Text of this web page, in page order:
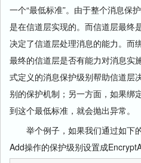
一个“最低标准”。由于整个消息保
是在信道层实现的。而信道层最终
决定了信道层处理消息的能力。而
最终的信道层是否有能力对消息实
式定义的消息保护级别帮助信道层
别的保护机制；另一方面，如果绑
到这个最低标准，就会抛出异常。
举个例子，如果我们通过如下
Add操作的保护级别设置成